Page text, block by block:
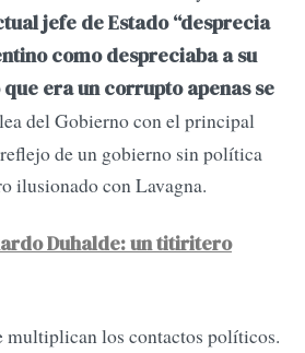
jefe de Estado “desprecia
como despreciaba a su
era un corrupto apenas se
del Gobierno con el principal
de un gobierno sin política
ilusionado con Lavagna.
Duhalde: un titiritero
multiplican los contactos políticos.